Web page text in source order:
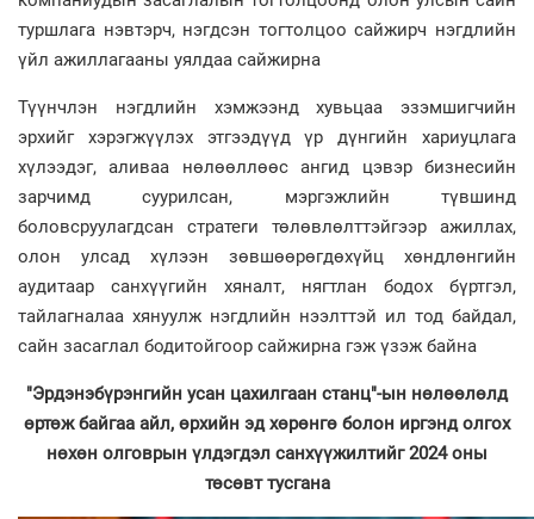
туршлага нэвтэрч, нэгдсэн тогтолцоо сайжирч нэгдлийн
үйл ажиллагааны уялдаа сайжирна
Түүнчлэн нэгдлийн хэмжээнд хувьцаа эзэмшигчийн
эрхийг хэрэгжүүлэх этгээдүүд үр дүнгийн хариуцлага
хүлээдэг, аливаа нөлөөллөөс ангид цэвэр бизнесийн
зарчимд суурилсан, мэргэжлийн түвшинд
боловсруулагдсан стратеги төлөвлөлттэйгээр ажиллах,
олон улсад хүлээн зөвшөөрөгдөхүйц хөндлөнгийн
аудитаар санхүүгийн хяналт, нягтлан бодох бүртгэл,
тайлагналаа хянуулж нэгдлийн нээлттэй ил тод байдал,
сайн засаглал бодитойгоор сайжирна гэж үзэж байна
"Эрдэнэбүрэнгийн усан цахилгаан станц"-ын нөлөөлөлд
өртөж байгаа айл, өрхийн эд хөрөнгө болон иргэнд олгох
нөхөн олговрын үлдэгдэл санхүүжилтийг 2024 оны
төсөвт тусгана